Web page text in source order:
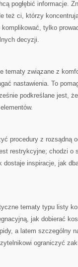
pogłębić informacje.
też ci, którzy
tylko
decyzji.
tematy związane z
nastawienia. To
podkreślane jest,
procedury z rozsądną
restrykcyjne; chodzi o
dostaje inspiracje, jak
tematy typu listy
jak dobierać
a latem szczególny
ograniczyć